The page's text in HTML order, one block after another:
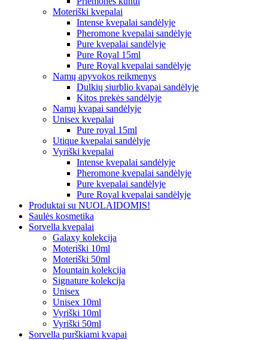
Moteriški kvepalai
Intense kvepalai sandėlyje
Pheromone kvepalai sandėlyje
Pure kvepalai sandėlyje
Pure Royal 15ml
Pure Royal kvepalai sandėlyje
Namų apyvokos reikmenys
Dulkių siurblio kvapai sandėlyje
Kitos prekės sandėlyje
Namų kvapai sandėlyje
Unisex kvepalai
Pure royal 15ml
Utique kvepalai sandėlyje
Vyriški kvepalai
Intense kvepalai sandėlyje
Pheromone kvepalai sandėlyje
Pure kvepalai sandėlyje
Pure Royal kvepalai sandėlyje
Produktai su NUOLAIDOMIS!
Saulės kosmetika
Sorvella kvepalai
Galaxy kolekcija
Moteriški 10ml
Moteriški 50ml
Mountain kolekcija
Signature kolekcija
Unisex
Unisex 10ml
Vyriški 10ml
Vyriški 50ml
Sorvella purškiami kvapai